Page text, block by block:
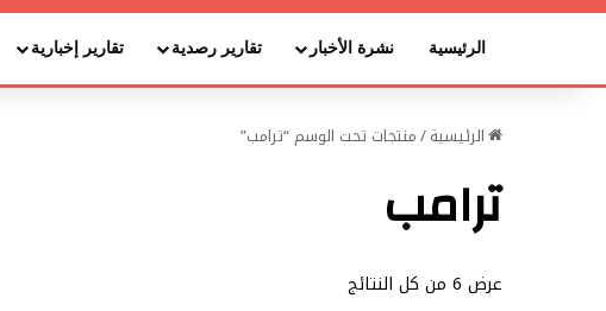
الرئيسية نشرة الأخبار تقارير رصدية تقارير إخبارية
الرئيسية/منتجات تحت الوسم “ترامب”
ترامب
عرض ⁦6⁩ من كل النتائج